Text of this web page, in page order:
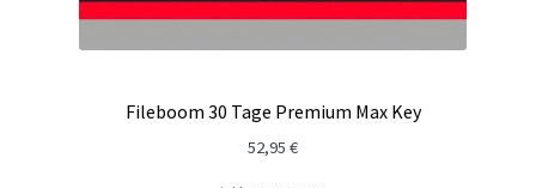
Fileboom 30 Tage Premium Max Key
52,95 €